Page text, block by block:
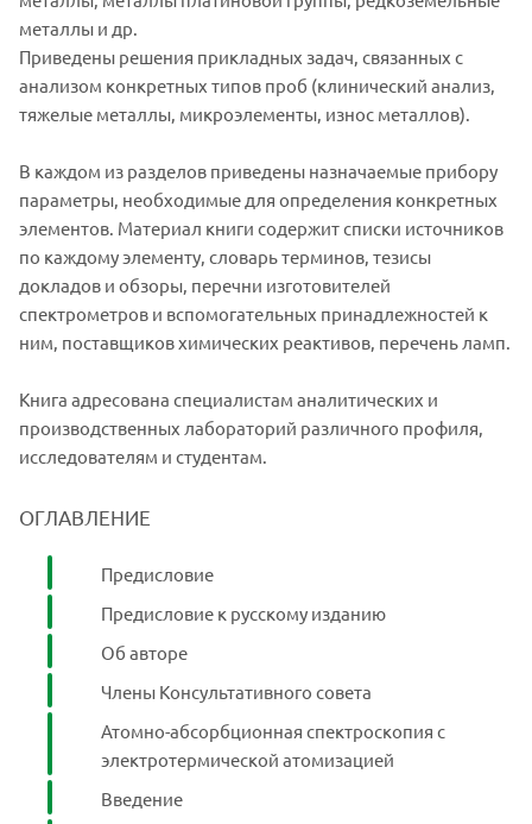
металлы и др.
Приведены решения прикладных задач, связанных с
анализом конкретных типов проб (клинический анализ,
тяжелые металлы, микроэлементы, износ металлов).
В каждом из разделов приведены назначаемые прибору
параметры, необходимые для определения конкретных
элементов. Материал книги содержит списки источников
по каждому элементу, словарь терминов, тезисы
докладов и обзоры, перечни изготовителей
спектрометров и вспомогательных принадлежностей к
ним, поставщиков химических реактивов, перечень ламп.
Книга адресована специалистам аналитических и
производственных лабораторий различного профиля,
исследователям и студентам.
ОГЛАВЛЕНИЕ
Предисловие
Предисловие к русскому изданию
Об авторе
Члены Консультативного совета
Атомно-абсорбционная спектроскопия с
электротермической атомизацией
Введение